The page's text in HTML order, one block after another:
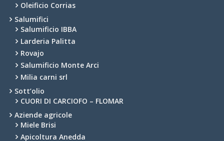
Oleificio Corrias
Salumifici
Salumificio IBBA
Larderia Palitta
Rovajo
Salumificio Monte Arci
Milia carni srl
Sott’olio
CUORI DI CARCIOFO – FLOMAR
Aziende agricole
Miele Brisi
Apicoltura Anedda